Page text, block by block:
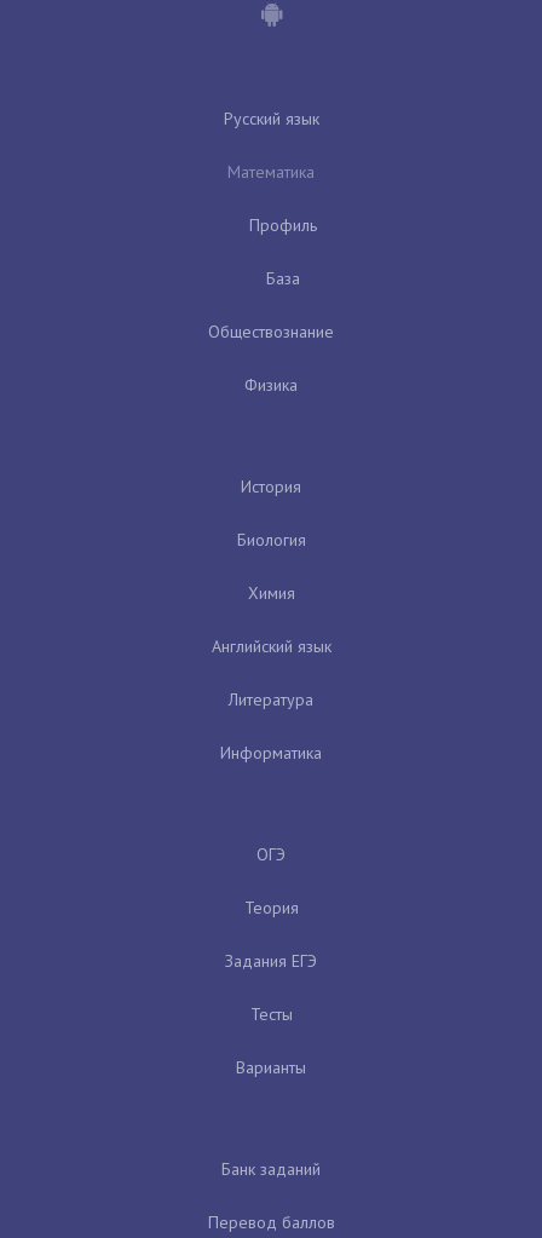
Русский язык
Математика
Профиль
База
Обществознание
Физика
История
Биология
Химия
Английский язык
Литература
Информатика
ОГЭ
Теория
Задания ЕГЭ
Тесты
Варианты
Банк заданий
Перевод баллов